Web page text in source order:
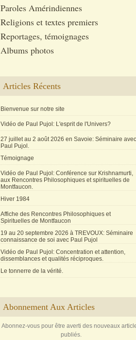
Paroles Amérindiennes
Religions et textes premiers
Reportages, témoignages
Albums photos
Articles Récents
Bienvenue sur notre site
Vidéo de Paul Pujol: L'esprit de l'Univers?
27 juillet au 2 août 2026 en Savoie: Séminaire avec
Paul Pujol.
Témoignage
Vidéo de Paul Pujol: Conférence sur Krishnamurti,
aux Rencontres Philosophiques et spirituelles de
Montfaucon.
Hiver 1984
Affiche des Rencontres Philosophiques et
Spirituelles de Montfaucon
19 au 20 septembre 2026 à TREVOUX: Séminaire
connaissance de soi avec Paul Pujol
Vidéo de Paul Pujol: Concentration et attention,
dissemblances et qualités réciproques.
Le tonnerre de la vérité.
Abonnement Aux Articles
Abonnez-vous pour être averti des nouveaux
publiés.